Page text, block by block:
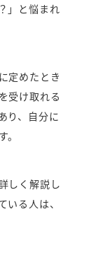
」と悩まれ
定めたとき
受け取れる
り、自分に
しく解説し
る人は、